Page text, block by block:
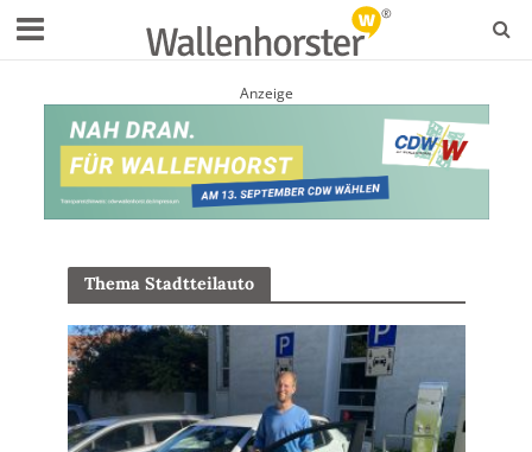
Anzeige
Thema Stadtteilauto